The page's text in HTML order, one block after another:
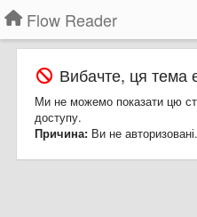
Flow Reader
Вибачте, ця тема
Ми не можемо показати цю
доступу.
Причина: Ви не авторизовані.